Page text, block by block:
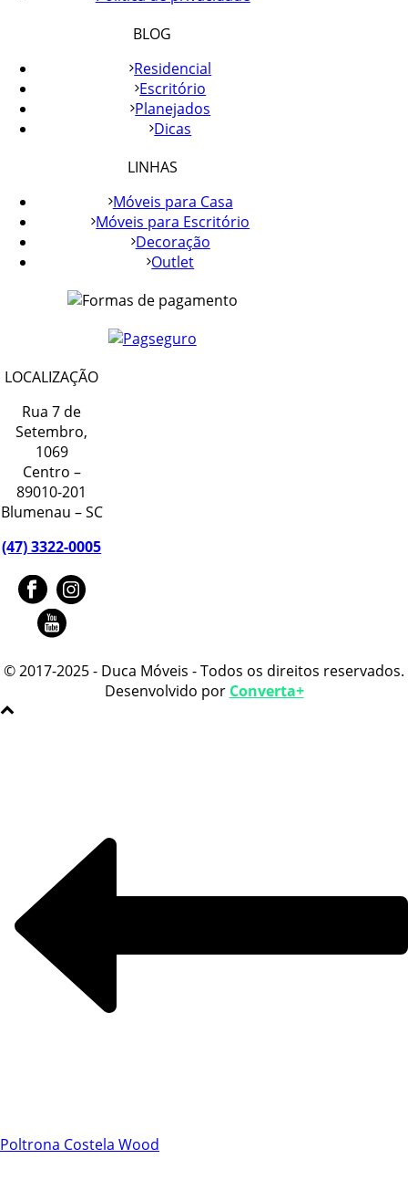
BLOG
Residencial
Escritório
Planejados
Dicas
LINHAS
Móveis para Casa
Móveis para Escritório
Decoração
Outlet
LOCALIZAÇÃO
Rua 7 de
Setembro,
1069
Centro –
89010-201
Blumenau – SC
(47) 3322-0005
© 2017-2025 - Duca Móveis - Todos os direitos reservados.
Desenvolvido por Converta+
Poltrona Costela Wood